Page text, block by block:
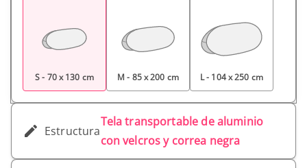
S - 70 x 130 cm M - 85 x 200 cm L - 104 x 250 cm
Estructura
Tela transportable de aluminio
con velcros y correa negra